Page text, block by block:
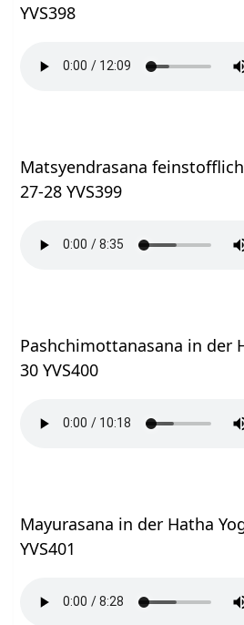
YVS398
Matsyendrasana
27-28 YVS399
Pashchimottanasana in der
30 YVS400
Mayurasana in der Hatha
YVS401